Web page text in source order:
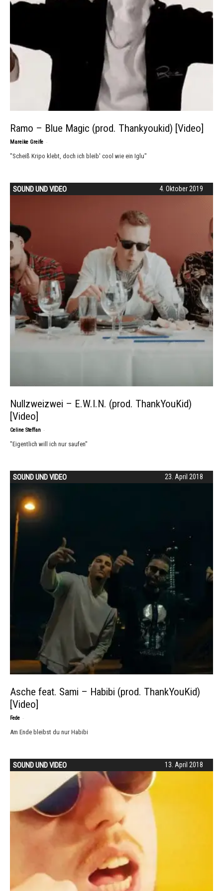
Ramo – Blue Magic (prod. Thankyoukid) [Video]
Mareike Greife -
"Scheiß Kripo klebt, doch ich bleib' cool wie ein Iglu"
4. Oktober 2019
SOUND UND VIDEO
Nullzweizwei – E.W.I.N. (prod. ThankYouKid)
[Video]
Celine Steffan -
"Eigentlich will ich nur saufen"
23. April 2018
SOUND UND VIDEO
Asche feat. Sami – Habibi (prod. ThankYouKid)
[Video]
Fede -
Am Ende bleibst du nur Habibi
13. April 2018
SOUND UND VIDEO